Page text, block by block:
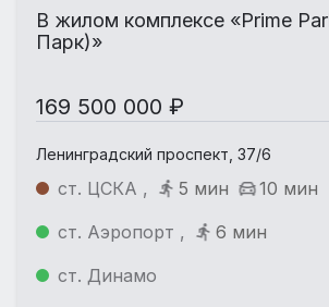
В жилом комплексе «Prime
Парк)»
169 500 000 ₽
Ленинградский проспект, 37/6
ст. ЦСКА , 5 мин
10 мин
ст. Аэропорт ,
6 мин
ст. Динамо